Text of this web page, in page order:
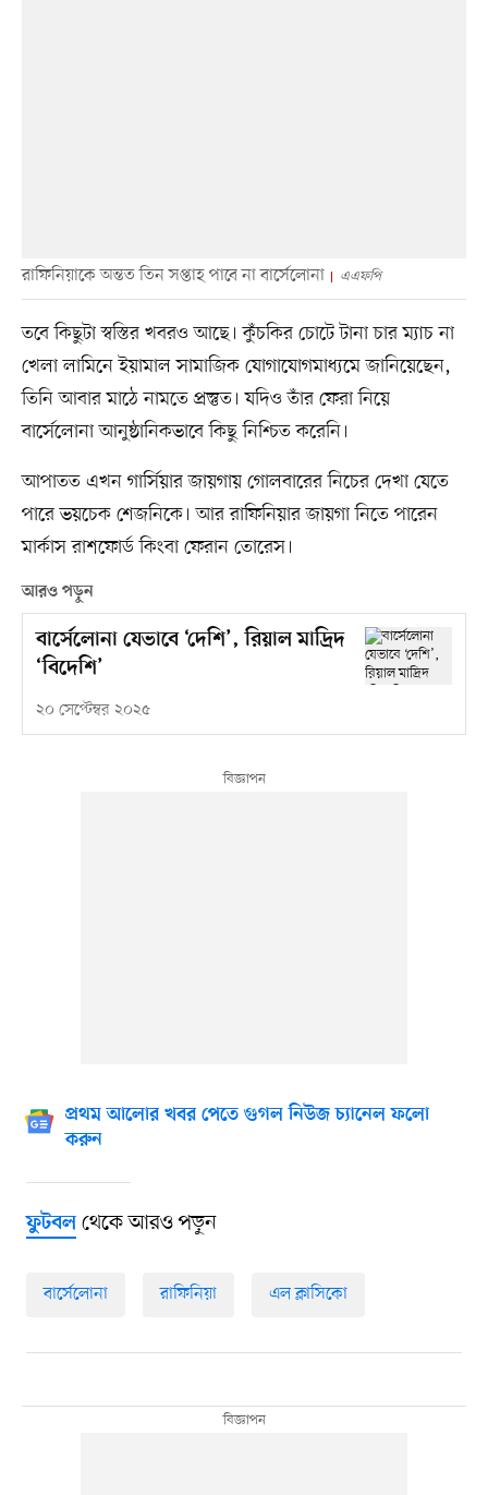
রাফিনিয়াকে অন্তত তিন সপ্তাহ পাবে না বার্সেলোনা এএফপি
তবে কিছুটা স্বস্তির খবরও আছে। কুঁচকির চোটে টানা চার ম্যাচ না
খেলা লামিনে ইয়ামাল সামাজিক যোগাযোগমাধ্যমে জানিয়েছেন,
তিনি আবার মাঠে নামতে প্রস্তুত। যদিও তাঁর ফেরা নিয়ে
বার্সেলোনা আনুষ্ঠানিকভাবে কিছু নিশ্চিত করেনি।
আপাতত এখন গার্সিয়ার জায়গায় গোলবারের নিচের দেখা যেতে
পারে ভয়চেক শেজনিকে। আর রাফিনিয়ার জায়গা নিতে পারেন
মার্কাস রাশফোর্ড কিংবা ফেরান তোরেস।
আরও পড়ুন
বার্সেলোনা যেভাবে ‘দেশি’, রিয়াল মাদ্রিদ
‘বিদেশি’
২০ সেপ্টেম্বর ২০২৫
প্রথম আলোর খবর পেতে গুগল নিউজ চ্যানেল ফলো
করুন
ফুটবলথেকে আরও পড়ুন
বার্সেলোনা রাফিনিয়া এল ক্লাসিকো